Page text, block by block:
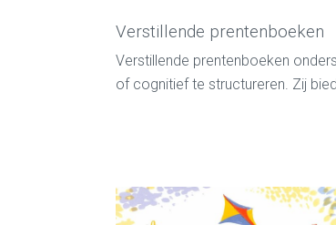
Verstillende prentenboeken
Verstillende prentenboeken
of cognitief te structureren. Zij